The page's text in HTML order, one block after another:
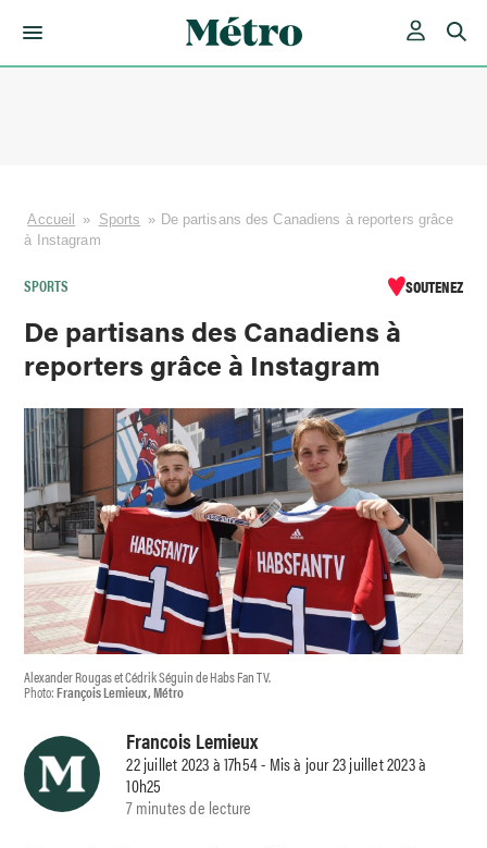
Accueil » Sports » De partisans des Canadiens à reporters grâce
à Instagram
SPORTS SOUTENEZ
De partisans des Canadiens à
reporters grâce à Instagram
Alexander Rougas et Cédrik Séguin de Habs Fan TV.
Photo:François Lemieux, Métro
Francois Lemieux
22 juillet 2023 à 17h54 - Mis à jour 23 juillet 2023 à
10h25
7 minutes de lecture